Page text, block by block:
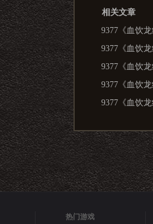
相关文章
9377《血饮
9377《血饮
9377《血饮
9377《血饮
9377《血饮
9377《血饮
9377《血饮
热门游戏